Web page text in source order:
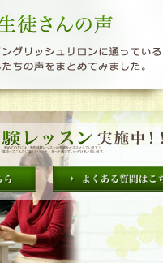
初めての方には、無料体験レッスンの受講をオススメしています！
「英語ってこんなに楽しい！」と、きっと感じていただけると思います。